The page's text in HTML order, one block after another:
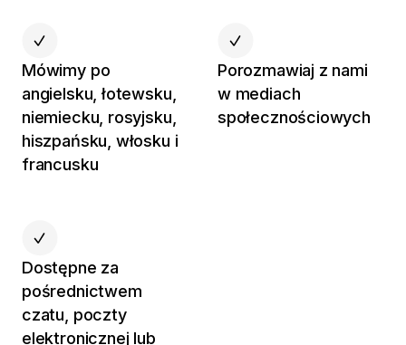
Mówimy po
angielsku, łotewsku,
niemiecku, rosyjsku,
hiszpańsku, włosku i
francusku
Porozmawiaj z nami
w mediach
społecznościowych
Dostępne za
pośrednictwem
czatu, poczty
elektronicznej lub